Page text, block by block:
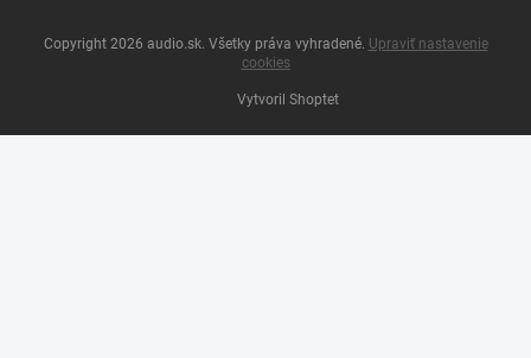
Vytvoril Shoptet
Copyright 2026 audio.sk. Všetky práva vyhradené. Upraviť nastavenie
cookies